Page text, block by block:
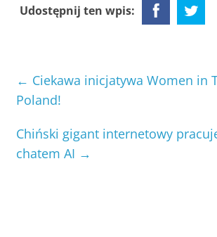
Udostępnij ten wpis:
← Ciekawa inicjatywa Women in
Poland!
Chiński gigant internetowy
chatem AI →